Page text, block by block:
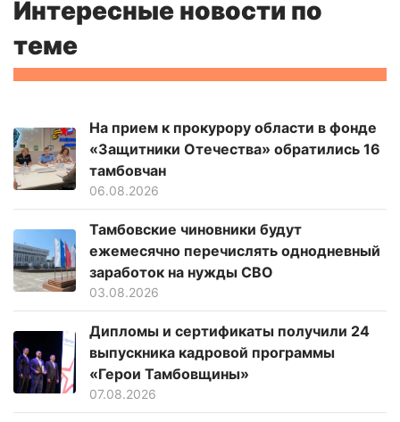
Интересные новости по
теме
На прием к прокурору области в фонде
«Защитники Отечества» обратились 16
тамбовчан
06.08.2026
Тамбовские чиновники будут
ежемесячно перечислять однодневный
заработок на нужды СВО
03.08.2026
Дипломы и сертификаты получили 24
выпускника кадровой программы
«Герои Тамбовщины»
07.08.2026